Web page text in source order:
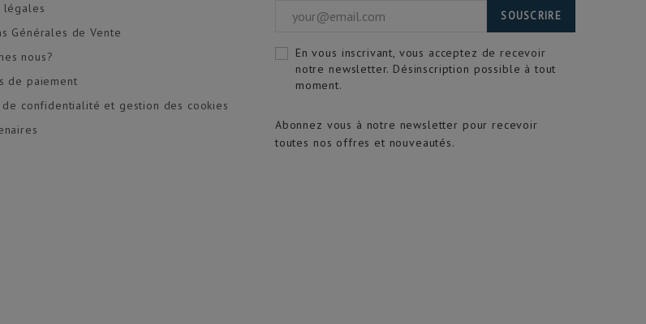
légales
Générales de Vente
nous?
de paiement
confidentialité et gestion des cookies
Abonnez vous à notre newsletter pour recevoir
toutes nos offres et nouveautés.
SOUSCRIRE
En vous inscrivant, vous acceptez de recevoir
notre newsletter. Désinscription possible à tout
moment.